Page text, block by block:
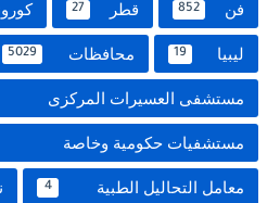
فن 852 قطر 27
ليبيا 19 محافظات 5029
مستشفى العسيرات المركزى
مستشفيات حكومية وخاصة
معامل التحاليل الطبية 4